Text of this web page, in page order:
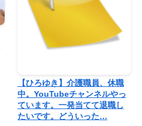
【ひろゆき】介護職員、休職
中。YouTubeチャンネルやっ
ています。一発当てて退職し
たいです。どういった…